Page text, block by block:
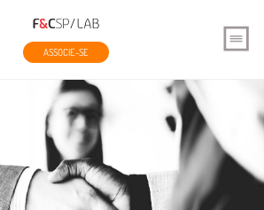
ASSOCIE-SE